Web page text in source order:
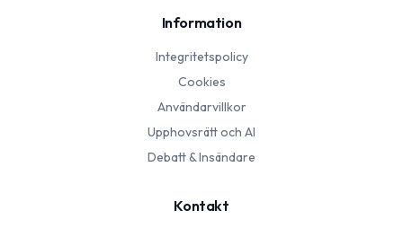
Information
Integritetspolicy
Cookies
Användarvillkor
Upphovsrätt och AI
Debatt & Insändare
Kontakt